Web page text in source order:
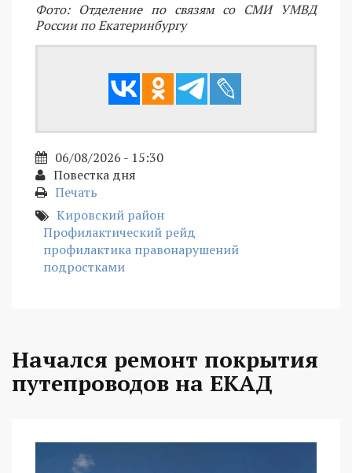
Фото: Отделение по связям со СМИ УМВД
России по Екатеринбургу
06/08/2026 - 15:30
Повестка дня
Печать
Кировский район
Профилактический рейд
профилактика правонарушений
подростками
Начался ремонт покрытия
путепроводов на ЕКАД